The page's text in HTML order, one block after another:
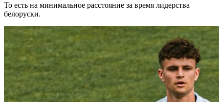
То есть на минимальное расстояние за время лидерства
белоруски.